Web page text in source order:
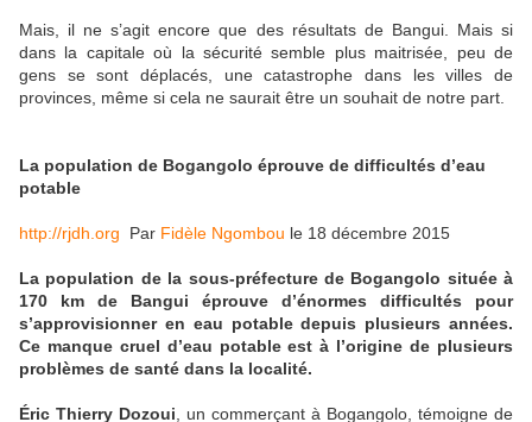
Mais, il ne s’agit encore que des résultats de Bangui. Mais si
dans la capitale où la sécurité semble plus maitrisée, peu de
gens se sont déplacés, une catastrophe dans les villes de
provinces, même si cela ne saurait être un souhait de notre part.
La population de Bogangolo éprouve de difficultés d’eau
potable
http://rjdh.org Par Fidèle Ngombou le 18 décembre 2015
La population de la sous-préfecture de Bogangolo située à
170 km de Bangui éprouve d’énormes difficultés pour
s’approvisionner en eau potable depuis plusieurs années.
Ce manque cruel d’eau potable est à l’origine de plusieurs
problèmes de santé dans la localité.
Éric Thierry Dozoui , un commerçant à Bogangolo, témoigne de